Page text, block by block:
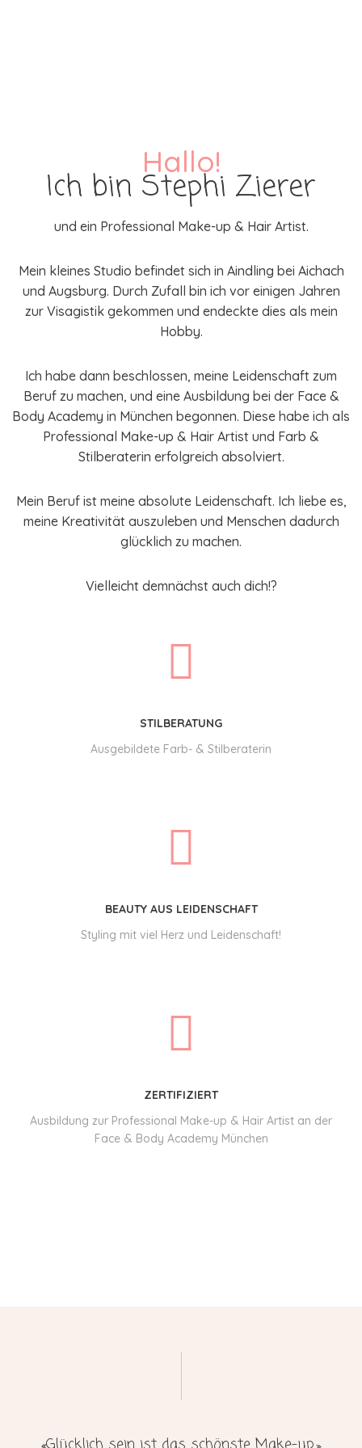
Kontakt
Hallo!
Ich bin Stephi Zierer
und ein Professional Make-up & Hair Artist.
Mein kleines Studio befindet sich in Aindling bei Aichach
und Augsburg. Durch Zufall bin ich vor einigen Jahren
zur Visagistik gekommen und endeckte dies als mein
Hobby.
Ich habe dann beschlossen, meine Leidenschaft zum
Beruf zu machen, und eine Ausbildung bei der Face &
Body Academy in München begonnen. Diese habe ich als
Professional Make-up & Hair Artist und Farb &
Stilberaterin erfolgreich absolviert.
Mein Beruf ist meine absolute Leidenschaft. Ich liebe es,
meine Kreativität auszuleben und Menschen dadurch
glücklich zu machen.
Vielleicht demnächst auch dich!?
STILBERATUNG
Ausgebildete Farb- & Stilberaterin
BEAUTY AUS LEIDENSCHAFT
Styling mit viel Herz und Leidenschaft!
ZERTIFIZIERT
Ausbildung zur Professional Make-up & Hair Artist an der
Face & Body Academy München